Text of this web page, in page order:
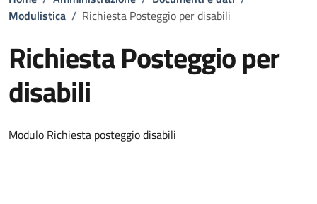
Modulistica / Richiesta Posteggio per disabili
Richiesta Posteggio per
disabili
Modulo Richiesta posteggio disabili